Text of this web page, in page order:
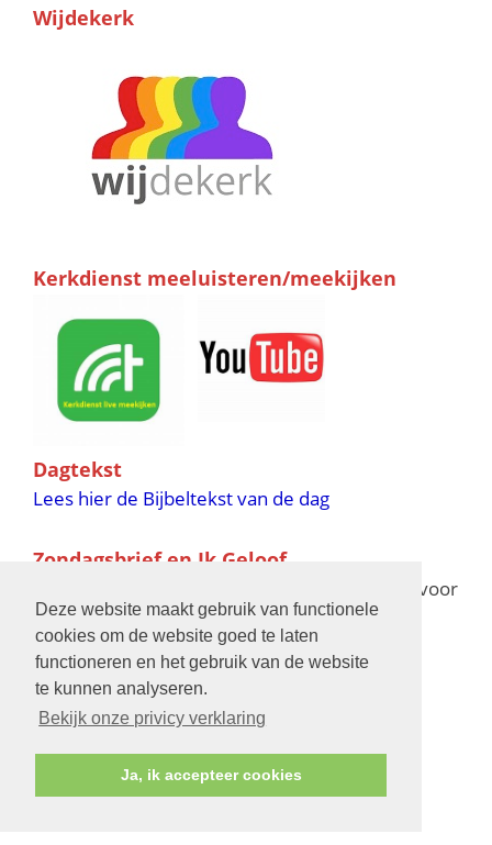
Deze website maakt gebruik van functionele
cookies om de website goed te laten
functioneren en het gebruik van de website
te kunnen analyseren.
Bekijk onze privicy verklaring
Ja, ik accepteer cookies
Wijdekerk
Kerkdienst meeluisteren/meekijken
Dagtekst
Lees hier de Bijbeltekst van de dag
Zondagsbrief en Ik Geloof
voor
de verschijningsdata in 2025 en 2026
Bijbelschool